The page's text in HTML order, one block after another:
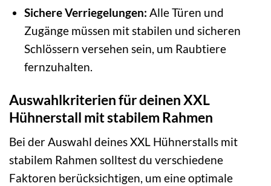
Sichere Verriegelungen: Alle Türen und
Zugänge müssen mit stabilen und sicheren
Schlössern versehen sein, um Raubtiere
fernzuhalten.
Auswahlkriterien für deinen XXL
Hühnerstall mit stabilem Rahmen
Bei der Auswahl deines XXL Hühnerstalls mit
stabilem Rahmen solltest du verschiedene
Faktoren berücksichtigen, um eine optimale